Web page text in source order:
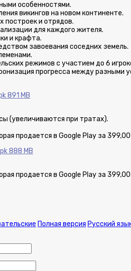
особенностями.
викингов на новом континенте.
построек и отрядов.
для каждого жителя.
и крафта.
завоевания соседних земель.
режимов с участием до 6
прогресса между разными
891 MB
(увеличиваются при тратах).
продается в Google Play за
888 MB
продается в Google Play за
Полная версия Русский